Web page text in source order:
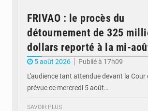
FRIVAO : le procès du
détournement de 325
dollars reporté à la mi-
5 août 2026
Publié à 17h09
L'audience tant attendue devant la Cour
prévue ce mercredi 5 août…
SAVOIR PLUS